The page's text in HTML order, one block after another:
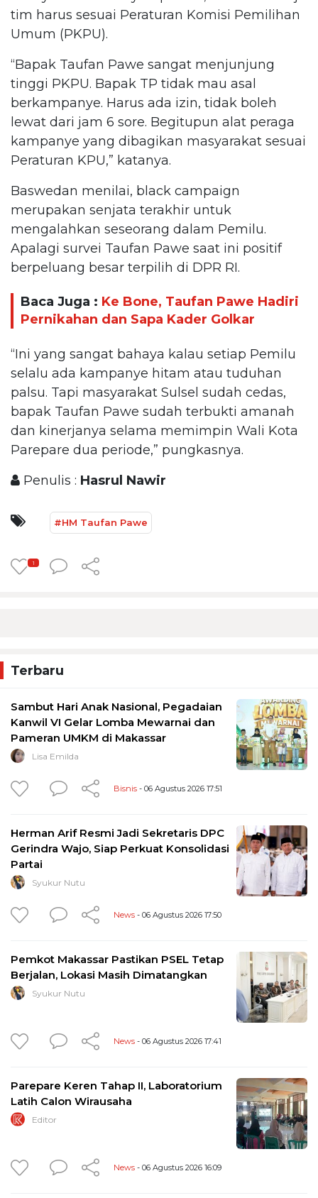
tim harus sesuai Peraturan Komisi Pemilihan
Umum (PKPU).
“Bapak Taufan Pawe sangat menjunjung
tinggi PKPU. Bapak TP tidak mau asal
berkampanye. Harus ada izin, tidak boleh
lewat dari jam 6 sore. Begitupun alat peraga
kampanye yang dibagikan masyarakat sesuai
Peraturan KPU,” katanya.
Baswedan menilai, black campaign
merupakan senjata terakhir untuk
mengalahkan seseorang dalam Pemilu.
Apalagi survei Taufan Pawe saat ini positif
berpeluang besar terpilih di DPR RI.
Baca Juga : Ke Bone, Taufan Pawe Hadiri
Pernikahan dan Sapa Kader Golkar
“Ini yang sangat bahaya kalau setiap Pemilu
selalu ada kampanye hitam atau tuduhan
palsu. Tapi masyarakat Sulsel sudah cedas,
bapak Taufan Pawe sudah terbukti amanah
dan kinerjanya selama memimpin Wali Kota
Parepare dua periode,” pungkasnya.
Penulis : Hasrul Nawir
#HM Taufan Pawe
1
Terbaru
Sambut Hari Anak Nasional, Pegadaian
Kanwil VI Gelar Lomba Mewarnai dan
Pameran UMKM di Makassar
Lisa Emilda
Bisnis - 06 Agustus 2026 17:51
Herman Arif Resmi Jadi Sekretaris DPC
Gerindra Wajo, Siap Perkuat Konsolidasi
Partai
Syukur Nutu
News - 06 Agustus 2026 17:50
Pemkot Makassar Pastikan PSEL Tetap
Berjalan, Lokasi Masih Dimatangkan
Syukur Nutu
News - 06 Agustus 2026 17:41
Parepare Keren Tahap II, Laboratorium
Latih Calon Wirausaha
Editor
News - 06 Agustus 2026 16:09